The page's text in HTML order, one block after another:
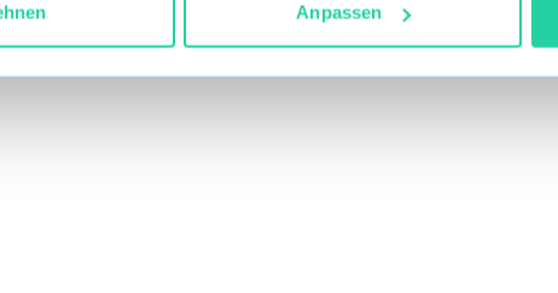
Anpassen